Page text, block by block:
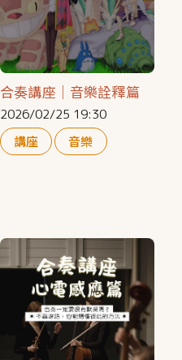
合奏講座｜音樂詮釋篇
2026/02/25 19:30
講座
音樂